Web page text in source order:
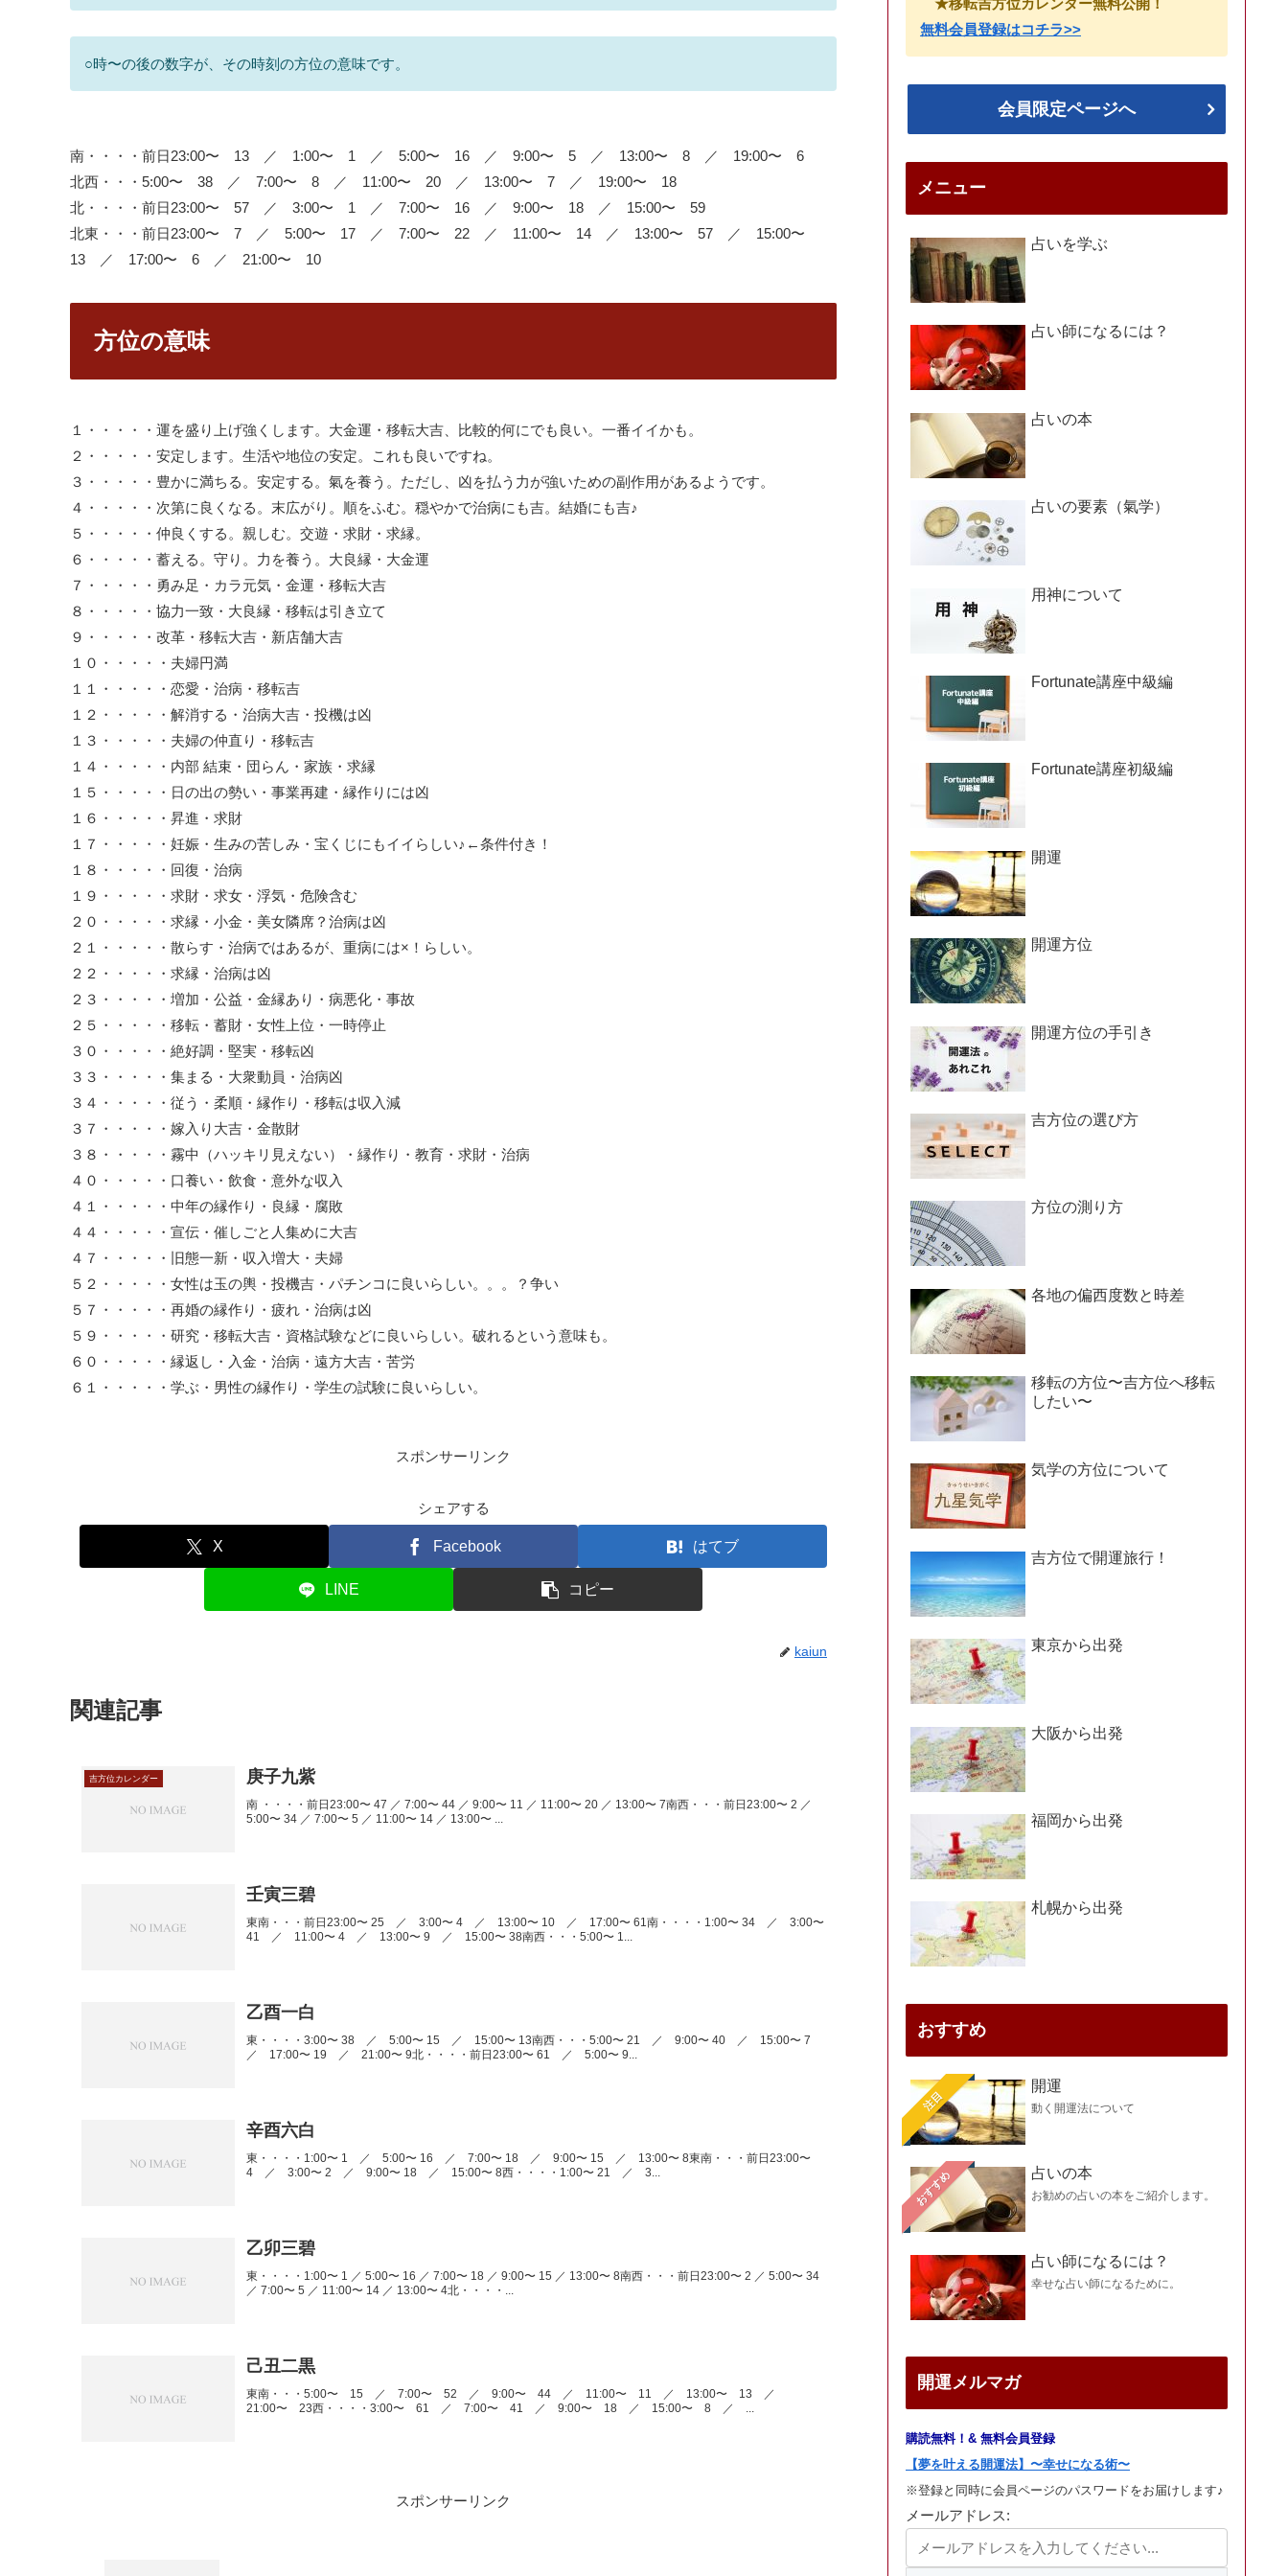
○時〜の後の数字が、その時刻の方位の意味です。
南・・・・前日23:00〜 13 ／ 1:00〜 1 ／ 5:00〜 16 ／ 9:00〜 5 ／ 13:00〜 8 ／ 19:00〜 6
北西・・・5:00〜 38 ／ 7:00〜 8 ／ 11:00〜 20 ／ 13:00〜 7 ／ 19:00〜 18
北・・・・前日23:00〜 57 ／ 3:00〜 1 ／ 7:00〜 16 ／ 9:00〜 18 ／ 15:00〜 59
北東・・・前日23:00〜 7 ／ 5:00〜 17 ／ 7:00〜 22 ／ 11:00〜 14 ／ 13:00〜 57 ／ 15:00〜
13 ／ 17:00〜 6 ／ 21:00〜 10
方位の意味
１・・・・・運を盛り上げ強くします。大金運・移転大吉、比較的何にでも良い。一番イイかも。
２・・・・・安定します。生活や地位の安定。これも良いですね。
３・・・・・豊かに満ちる。安定する。氣を養う。ただし、凶を払う力が強いための副作用があるようです。
４・・・・・次第に良くなる。末広がり。順をふむ。穏やかで治病にも吉。結婚にも吉♪
５・・・・・仲良くする。親しむ。交遊・求財・求縁。
６・・・・・蓄える。守り。力を養う。大良縁・大金運
７・・・・・勇み足・カラ元気・金運・移転大吉
８・・・・・協力一致・大良縁・移転は引き立て
９・・・・・改革・移転大吉・新店舗大吉
１０・・・・・夫婦円満
１１・・・・・恋愛・治病・移転吉
１２・・・・・解消する・治病大吉・投機は凶
１３・・・・・夫婦の仲直り・移転吉
１４・・・・・内部 結束・団らん・家族・求縁
１５・・・・・日の出の勢い・事業再建・縁作りには凶
１６・・・・・昇進・求財
１７・・・・・妊娠・生みの苦しみ・宝くじにもイイらしい♪←条件付き！
１８・・・・・回復・治病
１９・・・・・求財・求女・浮気・危険含む
２０・・・・・求縁・小金・美女隣席？治病は凶
２１・・・・・散らす・治病ではあるが、重病には×！らしい。
２２・・・・・求縁・治病は凶
２３・・・・・増加・公益・金縁あり・病悪化・事故
２５・・・・・移転・蓄財・女性上位・一時停止
３０・・・・・絶好調・堅実・移転凶
３３・・・・・集まる・大衆動員・治病凶
３４・・・・・従う・柔順・縁作り・移転は収入減
３７・・・・・嫁入り大吉・金散財
３８・・・・・霧中（ハッキリ見えない）・縁作り・教育・求財・治病
４０・・・・・口養い・飲食・意外な収入
４１・・・・・中年の縁作り・良縁・腐敗
４４・・・・・宣伝・催しごと人集めに大吉
４７・・・・・旧態一新・収入増大・夫婦
５２・・・・・女性は玉の輿・投機吉・パチンコに良いらしい。。。？争い
５７・・・・・再婚の縁作り・疲れ・治病は凶
５９・・・・・研究・移転大吉・資格試験などに良いらしい。破れるという意味も。
６０・・・・・縁返し・入金・治病・遠方大吉・苦労
６１・・・・・学ぶ・男性の縁作り・学生の試験に良いらしい。
スポンサーリンク
シェアする
X Facebook はてブ
LINE コピー
kaiun
関連記事
吉方位カレンダー 庚子九紫
南 ・・・・前日23:00〜 47 ／ 7:00〜 44 ／ 9:00〜 11 ／ 11:00〜 20 ／ 13:00〜 7南西・・・前日23:00〜 2 ／
5:00〜 34 ／ 7:00〜 5 ／ 11:00〜 14 ／ 13:00〜 ...
壬寅三碧
東南・・・前日23:00〜 25 ／ 3:00〜 4 ／ 13:00〜 10 ／ 17:00〜 61南・・・・1:00〜 34 ／ 3:00〜
41 ／ 11:00〜 4 ／ 13:00〜 9 ／ 15:00〜 38南西・・・5:00〜 1...
乙酉一白
東・・・・3:00〜 38 ／ 5:00〜 15 ／ 15:00〜 13南西・・・5:00〜 21 ／ 9:00〜 40 ／ 15:00〜 7
／ 17:00〜 19 ／ 21:00〜 9北・・・・前日23:00〜 61 ／ 5:00〜 9...
辛酉六白
東・・・・1:00〜 1 ／ 5:00〜 16 ／ 7:00〜 18 ／ 9:00〜 15 ／ 13:00〜 8東南・・・前日23:00〜
4 ／ 3:00〜 2 ／ 9:00〜 18 ／ 15:00〜 8西・・・・1:00〜 21 ／ 3...
乙卯三碧
東・・・・1:00〜 1 ／ 5:00〜 16 ／ 7:00〜 18 ／ 9:00〜 15 ／ 13:00〜 8南西・・・前日23:00〜 2 ／ 5:00〜 34
／ 7:00〜 5 ／ 11:00〜 14 ／ 13:00〜 4北・・・・...
己丑二黒
東南・・・5:00〜 15 ／ 7:00〜 52 ／ 9:00〜 44 ／ 11:00〜 11 ／ 13:00〜 13 ／
21:00〜 23西・・・・3:00〜 61 ／ 7:00〜 41 ／ 9:00〜 18 ／ 15:00〜 8 ／ ...
スポンサーリンク
★移転吉方位カレンダー無料公開！
無料会員登録はコチラ>>
会員限定ページへ
メニュー
占いを学ぶ
占い師になるには？
占いの本
占いの要素（氣学）
用神について
Fortunate講座中級編
Fortunate講座初級編
開運
開運方位
開運方位の手引き
吉方位の選び方
方位の測り方
各地の偏西度数と時差
移転の方位〜吉方位へ移転
したい〜
気学の方位について
吉方位で開運旅行！
東京から出発
大阪から出発
福岡から出発
札幌から出発
おすすめ
注目
開運
動く開運法について
おすすめ 占いの本
お勧めの占いの本をご紹介します。
占い師になるには？
幸せな占い師になるために。
開運メルマガ
購読無料！& 無料会員登録
【夢を叶える開運法】〜幸せになる術〜
※登録と同時に会員ページのパスワードをお届けします♪
メールアドレス: